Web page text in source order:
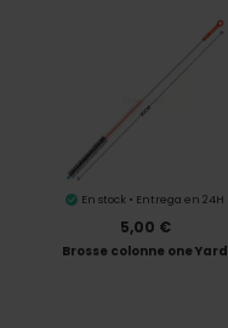
En stock • Entrega en 24H
5,00 €
Brosse colonne one Yard